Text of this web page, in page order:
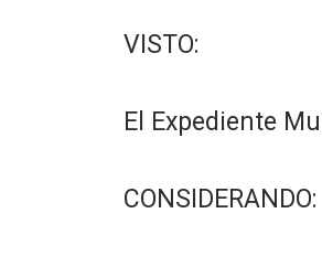
VISTO:
El Expediente
CONSIDERANDO: